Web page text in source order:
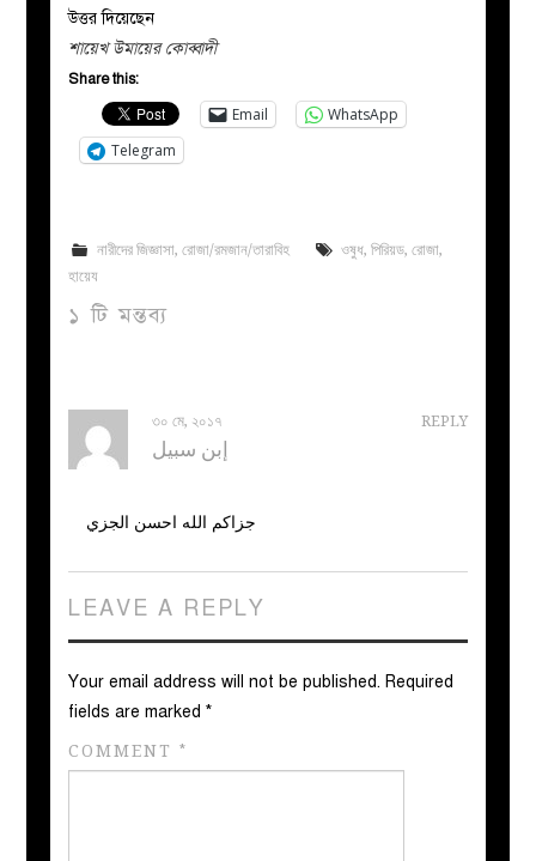
উত্তর দিয়েছেন
শায়েখ উমায়ের কোব্বাদী
Share this:
Email
WhatsApp
Telegram
নারীদের জিজ্ঞাসা, রোজা/রমজান/তারাবিহ ওষুধ, পিরিয়ড, রোজা,
হায়েয
১ টি মন্তব্য
REPLY
৩০ মে, ২০১৭
إبن سبيل
جزاكم الله احسن الجزي
LEAVE A REPLY
Your email address will not be published. Required
fields are marked*
COMMENT*